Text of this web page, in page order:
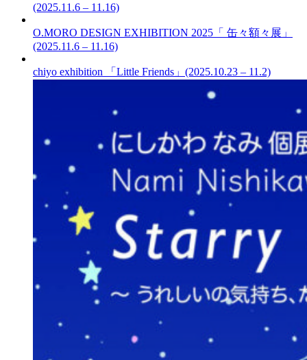
(2025.11.6 – 11.16)
O.MORO DESIGN EXHIBITION 2025「 缶々額々展」
(2025.11.6 – 11.16)
chiyo exhibition 「Little Friends」(2025.10.23 – 11.2)